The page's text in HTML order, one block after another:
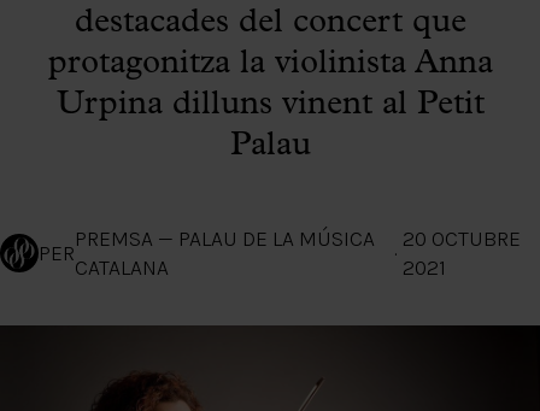
destacades del concert que
protagonitza la violinista Anna
Urpina dilluns vinent al Petit
Palau
PER
PREMSA — PALAU DE LA MÚSICA
CATALANA
·
20 OCTUBRE
2021